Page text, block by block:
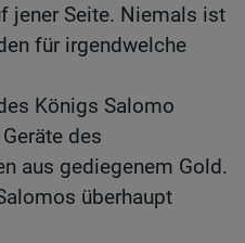
jener Seite. Niemals ist
für irgendwelche
Königs Salomo
des
aus gediegenem Gold.
überhaupt